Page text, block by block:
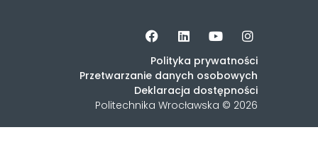
Polityka prywatności
Przetwarzanie danych osobowych
Deklaracja dostępności
Politechnika Wrocławska © 2026